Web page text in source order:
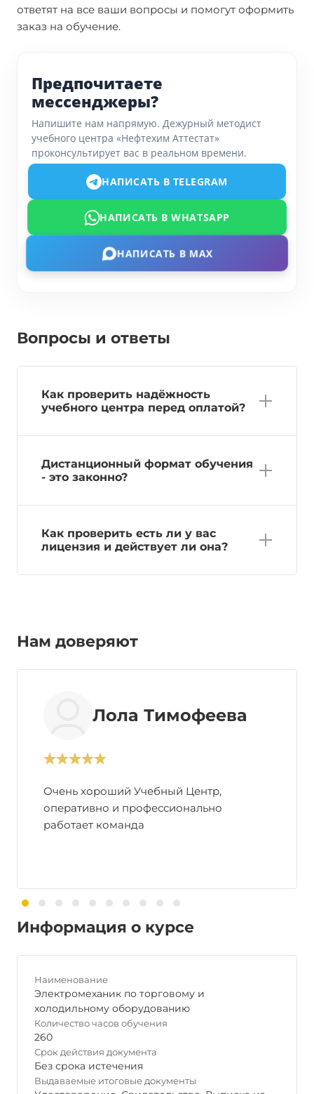
ответят на все ваши вопросы и помогут оформить
заказ на обучение.
Предпочитаете
мессенджеры?
Напишите нам напрямую. Дежурный методист
учебного центра «Нефтехим Аттестат»
проконсультирует вас в реальном времени.
НАПИСАТЬ В TELEGRAM
НАПИСАТЬ В WHATSAPP
НАПИСАТЬ В MAX
Вопросы и ответы
Как проверить надёжность
учебного центра перед оплатой?
Дистанционный формат обучения
- это законно?
Как проверить есть ли у вас
лицензия и действует ли она?
Нам доверяют
Лола Тимофеева
Очень хороший Учебный Центр,
оперативно и профессионально
работает команда
Информация о курсе
Наименование
Электромеханик по торговому и
холодильному оборудованию
Количество часов обучения
260
Срок действия документа
Без срока истечения
Выдаваемые итоговые документы